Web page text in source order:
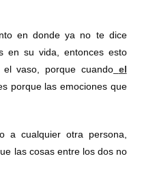
en donde ya no te dice
en su vida, entonces esto
vaso, porque cuando el
es porque las emociones que
a cualquier otra persona,
las cosas entre los dos no